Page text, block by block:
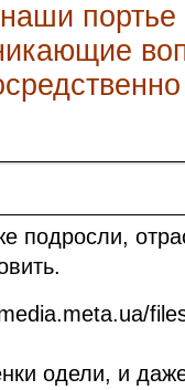
подросли,
одели, и